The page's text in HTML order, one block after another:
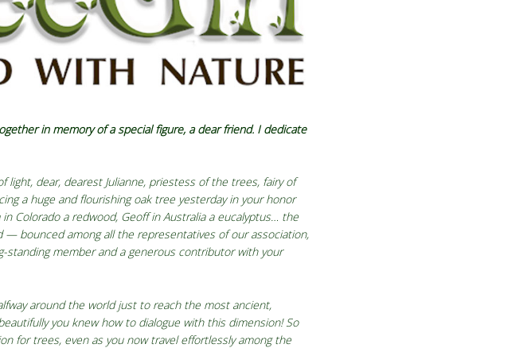
in memory of a special figure, a dear friend. I dedicate
dear, dearest Julianne, priestess of the trees, fairy of
a huge and flourishing oak tree yesterday in your honor
Colorado a redwood, Geoff in Australia a eucalyptus… the
bounced among all the representatives of our association,
standing member and a generous contributor with your
around the world just to reach the most ancient,
you knew how to dialogue with this dimension! So
for trees, even as you now travel effortlessly among the